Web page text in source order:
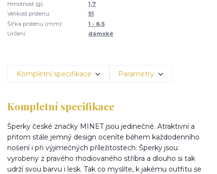
Hmotnost (g):
1,7
Velikost prstenu:
51
Šířka prstenu (mm):
1 - 6,5
Určení:
dámské
Kompletní specifikace Parametry
Kompletní specifikace
Šperky české značky MINET jsou jedinečné. Atraktivní a
přitom stále jemný design oceníte během každodenního
nošení i při výjimečných příležitostech. Šperky jsou
vyrobeny z pravého rhodiovaného stříbra a dlouho si tak
udrží svou barvu i lesk. Tak co myslíte, k jakému outfitu se